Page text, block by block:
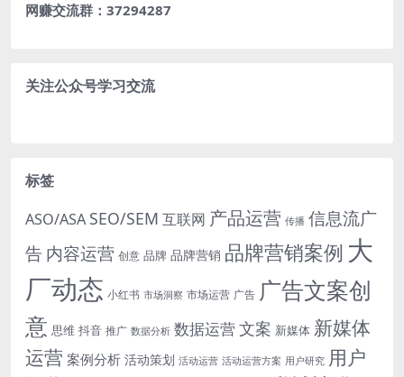
网赚交流群：37294287
关注公众号学习交流
标签
ASO/ASA SEO/SEM 互联网 产品运营 传播 信息流广
告 内容运营 创意 品牌 品牌营销 品牌营销案例 大
厂动态 小红书 市场洞察 市场运营 广告 广告文案创
意 思维 抖音 推广 数据分析 数据运营文案 新媒体 新媒体
运营 案例分析 活动策划 活动运营 活动运营方案 用户研究 用户